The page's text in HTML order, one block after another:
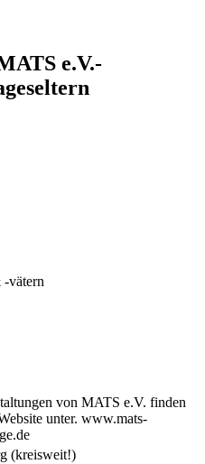
e.V.-
-vätern
von MATS e.V. finden
unter. www.mats-
(kreisweit!)